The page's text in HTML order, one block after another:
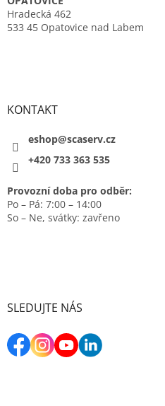
Hradecká 462
533 45 Opatovice nad Labem
KONTAKT
eshop@scaserv.cz
+420 733 363 535
Provozní doba pro odběr:
Po – Pá: 7:00 – 14:00
So – Ne, svátky: zavřeno
SLEDUJTE NÁS